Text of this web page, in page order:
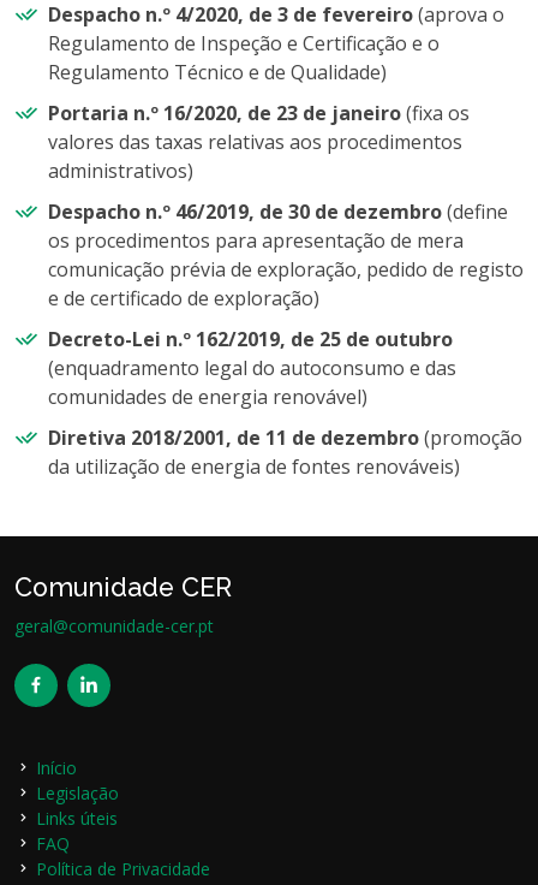
Despacho n.º 4/2020, de 3 de fevereiro(aprova o
Regulamento de Inspeção e Certificação e o
Regulamento Técnico e de Qualidade)
Portaria n.º 16/2020, de 23 de janeiro(fixa os
valores das taxas relativas aos procedimentos
administrativos)
Despacho n.º 46/2019, de 30 de dezembro(define
os procedimentos para apresentação de mera
comunicação prévia de exploração, pedido de registo
e de certificado de exploração)
Decreto-Lei n.º 162/2019, de 25 de outubro
(enquadramento legal do autoconsumo e das
comunidades de energia renovável)
Diretiva 2018/2001, de 11 de dezembro(promoção
da utilização de energia de fontes renováveis)
Comunidade CER
geral@comunidade-cer.pt
Início
Legislação
Links úteis
FAQ
Política de Privacidade